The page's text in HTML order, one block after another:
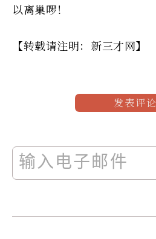
以离巢啰！
【转载请注明：新三才网】
发表评论